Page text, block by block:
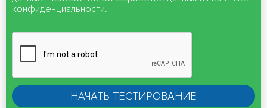
конфиденциальности.